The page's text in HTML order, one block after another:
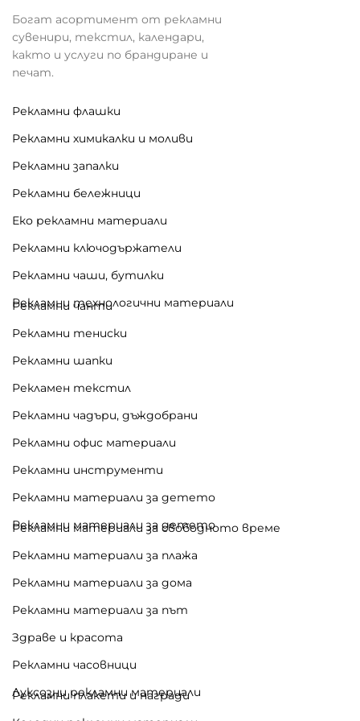
Богат асортимент от рекламни
сувенири, текстил, календари,
както и услуги по брандиране и
печат.
Рекламни флашки
Рекламни химикалки и моливи
Рекламни запалки
Рекламни бележници
Еко рекламни материали
Рекламни ключодържатели
Рекламни чаши, бутилки
Рекламни технологични материали
Рекламни чанти
Рекламни тениски
Рекламни шапки
Рекламен текстил
Рекламни чадъри, дъждобрани
Рекламни офис материали
Рекламни инструменти
Рекламни материали за детето
Рекламни материали за детето
Рекламни материали за свободното време
Рекламни материали за плажа
Рекламни материали за дома
Рекламни материали за път
Здраве и красота
Рекламни часовници
Луксозни рекламни материали
Рекламни плакети и награди